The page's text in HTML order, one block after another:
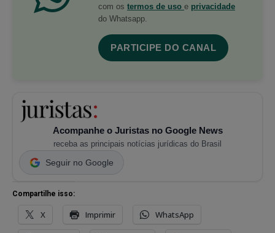
com os termos de uso e privacidade
do Whatsapp.
PARTICIPE DO CANAL
Acompanhe o Juristas no Google News
receba as principais notícias jurídicas do Brasil
Seguir no Google
Compartilhe isso:
X Imprimir WhatsApp